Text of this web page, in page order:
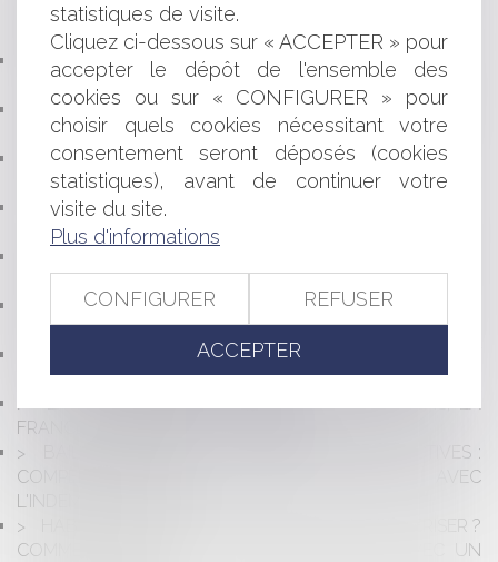
ENTREPRISES D’AU MOINS 250 SALARIÉS ET LE
RÉFÉRENT « HARCÈLEMENT » DU CSE
PRÉLÈVEMENT À LA SOURCE : CE QUI CHANGE
POUR LES AVOCATS
HEURES SUPPLÉMENTAIRES EXONÉRÉES À COMPTER
DU 1ER JANVIER 2019
RÉFORME DE LA PROCÉDURE DE DIVORCE À VENIR :
QUELLES NOUVEAUTÉS ?
LE RAPPORT ANNUEL 2019 DE LA COUR DES
COMPTES : QUELS ENSEIGNEMENTS ?
CAS D’INACTION FACE À DES TRAVAUX URGENTS
PRIME EXCEPTIONNELLE DE FIN D'ANNÉE : POUR QUI
? SELON QUELLES MODALITÉS ?
NOTIFICATION DU DÉCOMPTE GÉNÉRAL ET
RESPONSABILITÉ CONTRACTUELLE
LA CONSOMMATION DES FONDS EUROPÉENS, LA
FRANCE TOUJOURS À LA TRAÎNE
BAIL COMMERCIAL ET PROCÉDURES COLLECTIVES :
COMPENSATION DE LA DETTE LOCATIVE AVEC
L'INDEMNITÉ D'ÉVICTION
HABITAT INSALUBRE : COMMENT LE CARACTÉRISER ?
COMMENT RÉAGIR ? QUELLE DIFFÉRENCE AVEC UN
statistiques de visite.
Cliquez ci-dessous sur « ACCEPTER » pour
accepter le dépôt de l'ensemble des
cookies ou sur « CONFIGURER » pour
choisir quels cookies nécessitant votre
consentement seront déposés (cookies
statistiques), avant de continuer votre
visite du site.
Plus d'informations
CONFIGURER REFUSER
ACCEPTER